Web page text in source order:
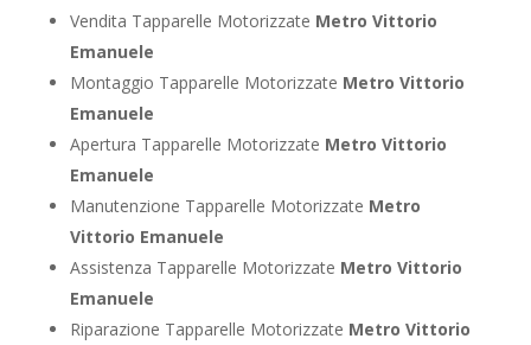
Vendita Tapparelle Motorizzate Metro Vittorio
Emanuele
Montaggio Tapparelle Motorizzate Metro Vittorio
Emanuele
Apertura Tapparelle Motorizzate Metro Vittorio
Emanuele
Manutenzione Tapparelle Motorizzate Metro
Vittorio Emanuele
Assistenza Tapparelle Motorizzate Metro Vittorio
Emanuele
Riparazione Tapparelle Motorizzate Metro Vittorio